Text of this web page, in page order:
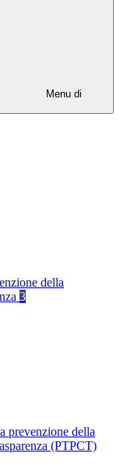
Menu di
della
3
prevenzione della
(PTPCT)